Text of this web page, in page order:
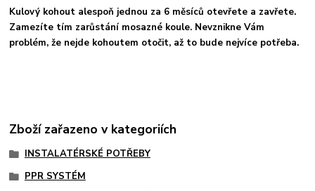
Kulový kohout alespoň jednou za 6 měsíců otevřete a zavřete.
Zamezíte tím zarůstání mosazné koule. Nevznikne Vám
problém, že nejde kohoutem otočit, až to bude nejvíce potřeba.
Zboží zařazeno v kategoriích
INSTALATÉRSKÉ POTŘEBY
PPR SYSTÉM